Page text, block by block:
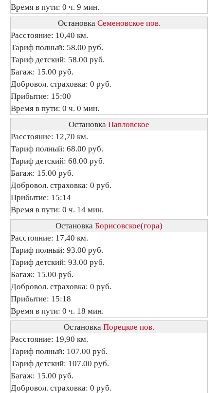
Время в пути: 0 ч. 9 мин.
Остановка Семеновское пов.
Расстояние: 10,40 км.
Тариф полный: 58.00 руб.
Тариф детский: 58.00 руб.
Багаж: 15.00 руб.
Добровол. страховка: 0 руб.
Прибытие: 15:00
Время в пути: 0 ч. 0 мин.
Остановка Павловское
Расстояние: 12,70 км.
Тариф полный: 68.00 руб.
Тариф детский: 68.00 руб.
Багаж: 15.00 руб.
Добровол. страховка: 0 руб.
Прибытие: 15:14
Время в пути: 0 ч. 14 мин.
Остановка Борисовское(гора)
Расстояние: 17,40 км.
Тариф полный: 93.00 руб.
Тариф детский: 93.00 руб.
Багаж: 15.00 руб.
Добровол. страховка: 0 руб.
Прибытие: 15:18
Время в пути: 0 ч. 18 мин.
Остановка Порецкое пов.
Расстояние: 19,90 км.
Тариф полный: 107.00 руб.
Тариф детский: 107.00 руб.
Багаж: 15.00 руб.
Добровол. страховка: 0 руб.